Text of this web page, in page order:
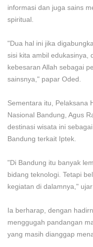
informasi dan juga sains
spiritual.
"Dua hal ini jika
sisi kita ambil edukasinya,
kebesaran Allah sebagai
sainsnya," papar Oded.
Sementara itu, Pelaksana
Nasional Bandung, Agus
destinasi wisata ini
Bandung terkait Iptek.
"Di Bandung itu banyak
bidang teknologi. Tetapi
kegiatan di dalamnya," ujar
Ia berharap, dengan
menggugah pandangan
yang masih dianggap